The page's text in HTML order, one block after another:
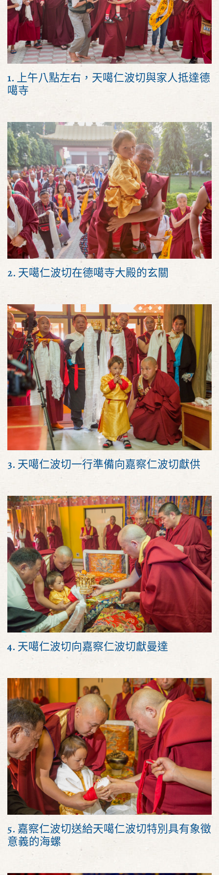
1. 上午八點左右，天噶仁波切與家人抵達德
噶寺
2. 天噶仁波切在德噶寺大殿的玄關
3. 天噶仁波切一行準備向嘉察仁波切獻供
4. 天噶仁波切向嘉察仁波切獻曼達
5. 嘉察仁波切送給天噶仁波切特別具有象徵
意義的海螺